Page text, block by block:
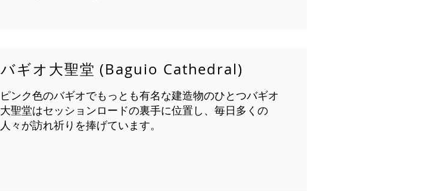
バギオ大聖堂 (Baguio Cathedral)
ピンク色のバギオでもっとも有名な建造物のひとつバギオ
大聖堂はセッションロードの裏手に位置し、毎日多くの
人々が訪れ祈りを捧げています。